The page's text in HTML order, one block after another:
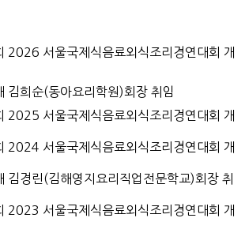
2026 서울국제식음료외식조리경연대회 개
김희순(동아요리학원)회장 취임
2025 서울국제식음료외식조리경연대회 개
2024 서울국제식음료외식조리경연대회 개
김경린(김해영지요리직업전문학교)회장 취
2023 서울국제식음료외식조리경연대회 개